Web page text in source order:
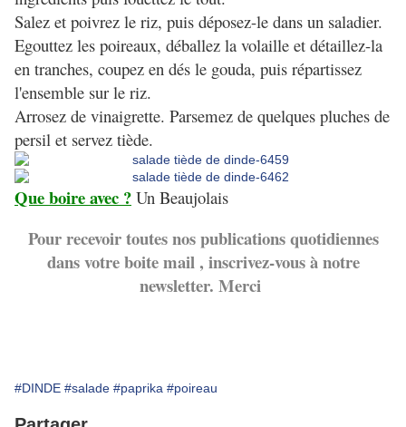
Salez et poivrez le riz, puis déposez-le dans un saladier.
Egouttez les poireaux, déballez la volaille et détaillez-la
en tranches, coupez en dés le gouda, puis répartissez
l'ensemble sur le riz.
Arrosez de vinaigrette. Parsemez de quelques pluches de
persil et servez tiède.
Que boire avec ? Un Beaujolais
Pour recevoir toutes nos publications quotidiennes
dans votre boite mail , inscrivez-vous à notre
newsletter. Merci
#DINDE #salade #paprika #poireau